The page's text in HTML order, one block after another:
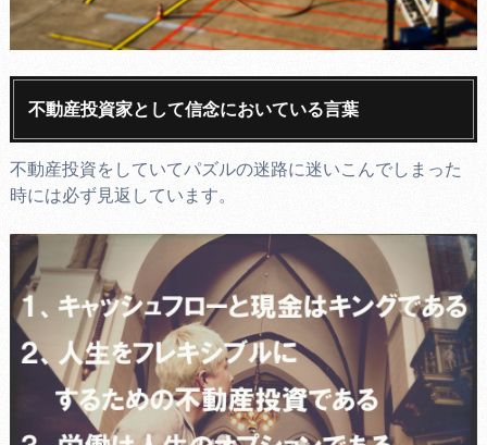
不動産投資家として信念においている言葉
不動産投資をしていてパズルの迷路に迷いこんでしまった
時には必ず見返しています。